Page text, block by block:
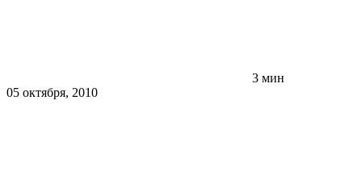
3 мин
05 октября, 2010